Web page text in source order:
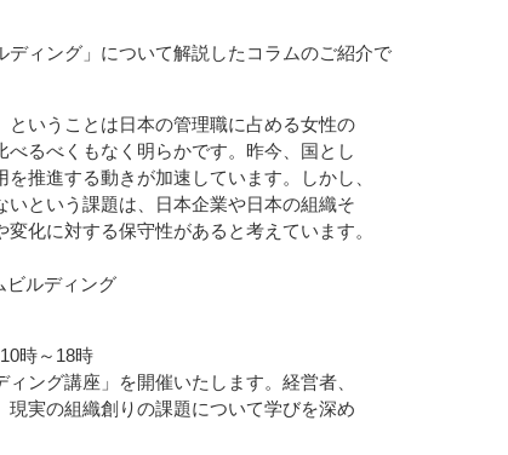
ィング」について解説したコラムのご紹介で
ということは日本の管理職に占める女性の
るべくもなく明らかです。昨今、国とし
推進する動きが加速しています。しかし、
という課題は、日本企業や日本の組織そ
化に対する保守性があると考えています。
ビルディング
時～18時
ング講座」を開催いたします。経営者、
実の組織創りの課題について学びを深め